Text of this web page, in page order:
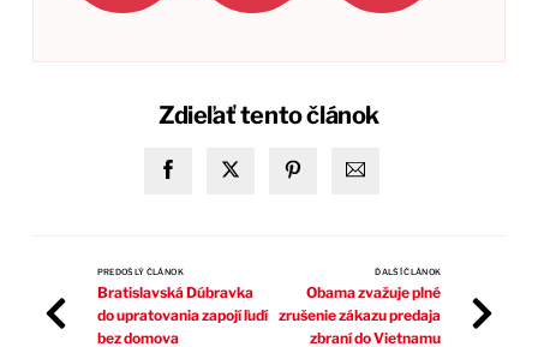
Zdieľať tento článok
PREDOŠLÝ ČLÁNOK
Bratislavská Dúbravka
do upratovania zapojí ľudí
bez domova
ĎALŠÍ ČLÁNOK
Obama zvažuje plné
zrušenie zákazu predaja
zbraní do Vietnamu